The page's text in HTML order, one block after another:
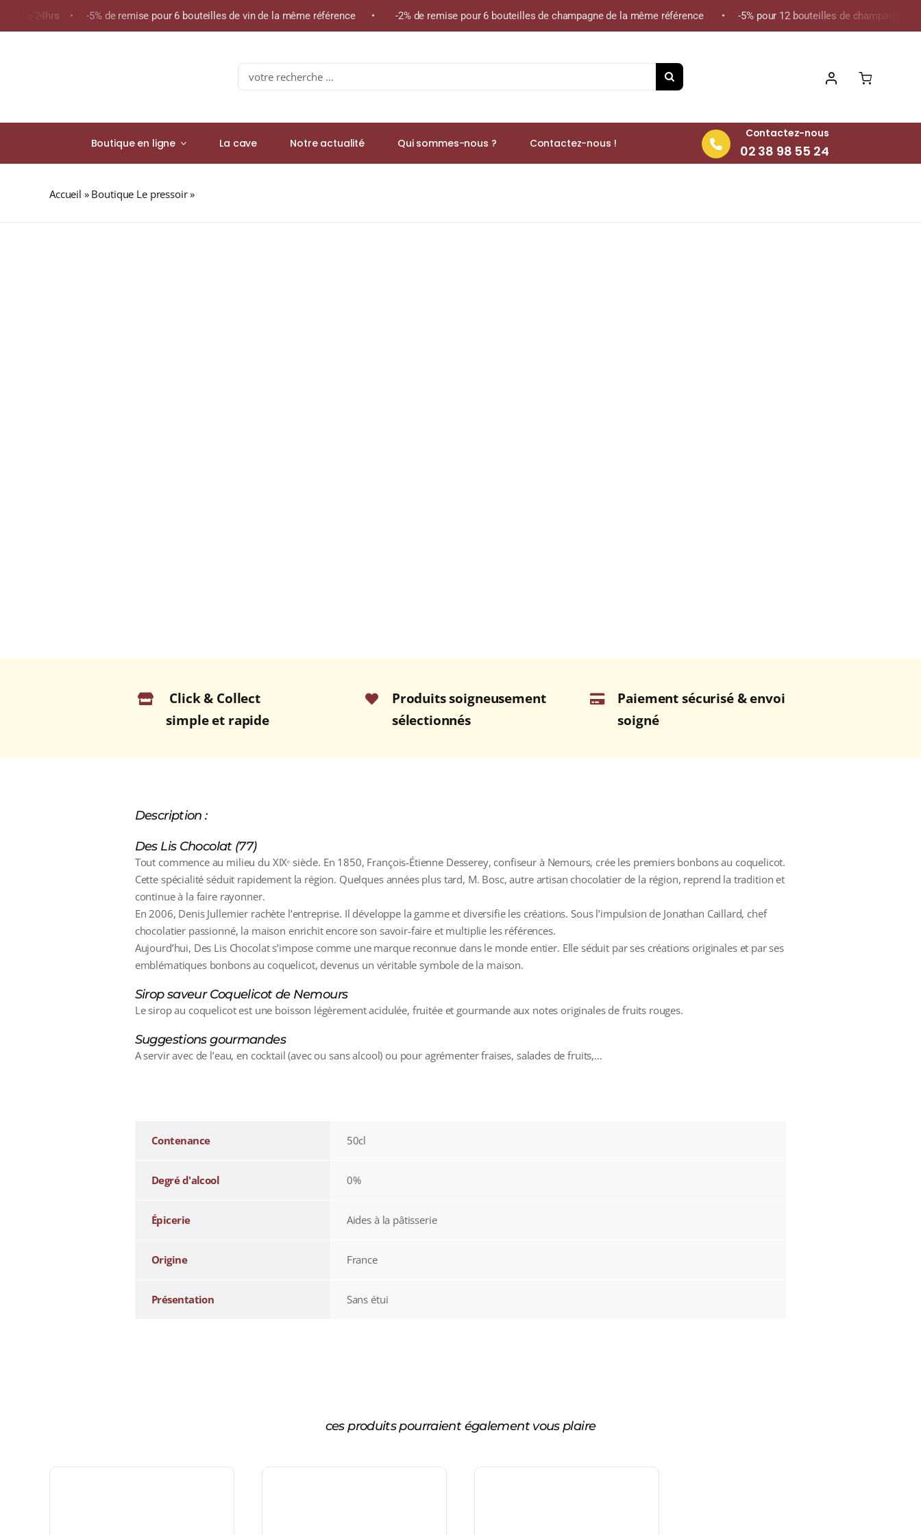
de 24hrs • -5% de remise pour 6 bouteilles de vin de la même référence • -2% de remise pour 6 bouteilles de champagne de la même référence • -5% pour 12 bouteilles de champagne de la
Search
for:
Boutique en ligne La cave Notre actualité Qui sommes-nous ? Contactez-nous !
Contactez-nous
02 38 98 55 24
Accueil » Boutique Le pressoir»
Click & Collect
simple et rapide
Produits soigneusement
sélectionnés
Paiement sécurisé & envoi
soigné
Description :
Des Lis Chocolat (77)
Tout commence au milieu du XIXᵉ siècle. En 1850, François‑Étienne Desserey, confiseur à Nemours, crée les premiers bonbons au coquelicot.
Cette spécialité séduit rapidement la région. Quelques années plus tard, M. Bosc, autre artisan chocolatier de la région, reprend la tradition et
continue à la faire rayonner.
En 2006, Denis Jullemier rachète l’entreprise. Il développe la gamme et diversifie les créations. Sous l’impulsion de Jonathan Caillard, chef
chocolatier passionné, la maison enrichit encore son savoir‑faire et multiplie les références.
Aujourd’hui, Des Lis Chocolat s’impose comme une marque reconnue dans le monde entier. Elle séduit par ses créations originales et par ses
emblématiques bonbons au coquelicot, devenus un véritable symbole de la maison.
Sirop saveur Coquelicot de Nemours
Le sirop au coquelicot est une boisson légèrement acidulée, fruitée et gourmande aux notes originales de fruits rouges.
Suggestions gourmandes
A servir avec de l’eau, en cocktail (avec ou sans alcool) ou pour agrémenter fraises, salades de fruits,…
Contenance 50cl
Degré d'alcool 0%
Épicerie Aides à la pâtisserie
Origine France
Présentation Sans étui
ces produits pourraient également vous plaire